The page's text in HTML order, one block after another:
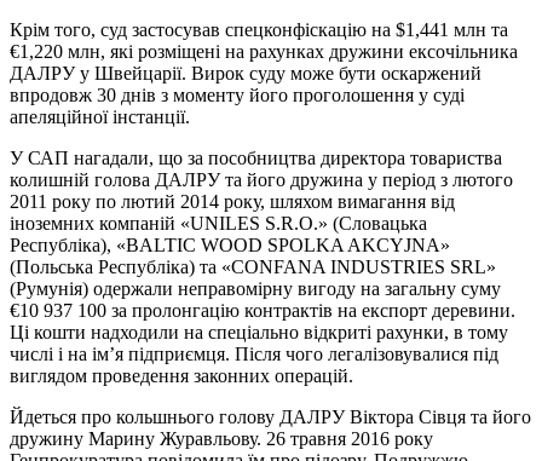
Крім того, суд застосував спецконфіскацію на $1,441 млн та
€1,220 млн, які розміщені на рахунках дружини ексочільника
ДАЛРУ у Швейцарії. Вирок суду може бути оскаржений
впродовж 30 днів з моменту його проголошення у суді
апеляційної інстанції.
У САП нагадали, що за пособництва директора товариства
колишній голова ДАЛРУ та його дружина у період з лютого
2011 року по лютий 2014 року, шляхом вимагання від
іноземних компаній «UNILES S.R.O.» (Словацька
Республіка), «BALTIC WOOD SPOLKA AKCYJNA»
(Польська Республіка) та «CONFANA INDUSTRIES SRL»
(Румунія) одержали неправомірну вигоду на загальну суму
€10 937 100 за пролонгацію контрактів на експорт деревини.
Ці кошти надходили на спеціально відкриті рахунки, в тому
числі і на ім’я підприємця. Після чого легалізовувалися під
виглядом проведення законних операцій.
Йдеться про кольшнього голову ДАЛРУ Віктора Сівця та його
дружину Марину Журавльову. 26 травня 2016 року